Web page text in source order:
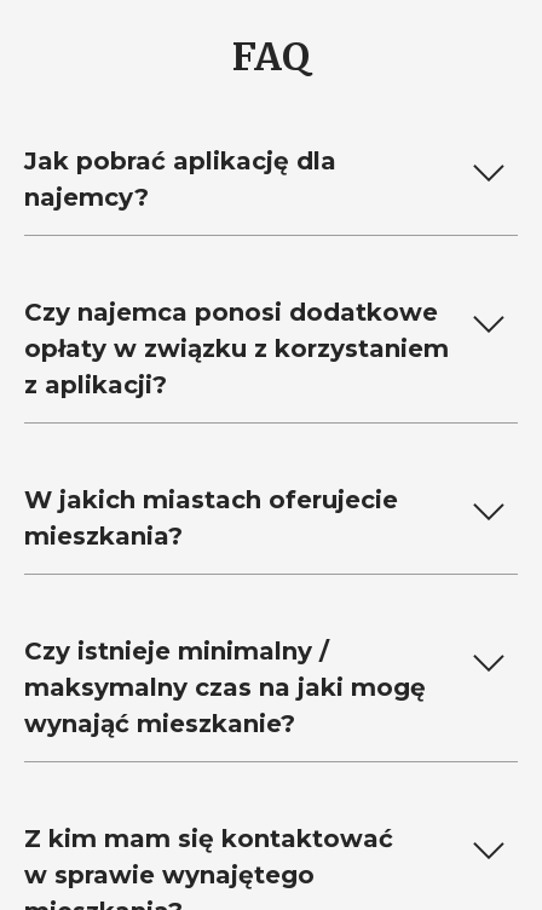
FAQ
Jak pobrać aplikację dla
najemcy?
Czy najemca ponosi dodatkowe
opłaty w związku z korzystaniem
z aplikacji?
W jakich miastach oferujecie
mieszkania?
Czy istnieje minimalny /
maksymalny czas na jaki mogę
wynająć mieszkanie?
Z kim mam się kontaktować
w sprawie wynajętego